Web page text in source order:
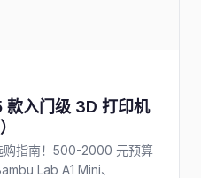
入门级 3D 打印机
购指南！500-2000 元预算
Lab A1 Mini、